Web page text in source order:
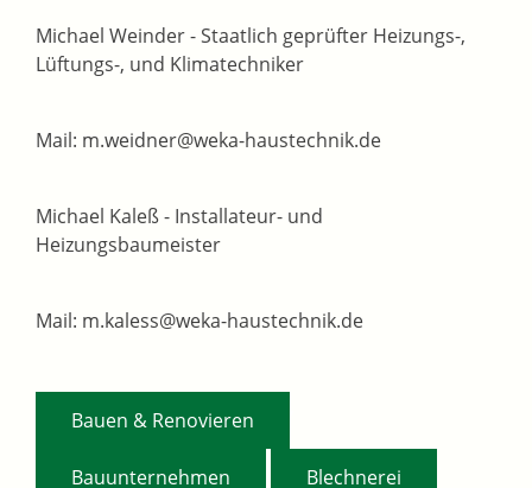
Michael Weinder - Staatlich geprüfter Heizungs-,
Lüftungs-, und Klimatechniker
Mail: m.weidner@weka-haustechnik.de
Michael Kaleß - Installateur- und
Heizungsbaumeister
Mail: m.kaless@weka-haustechnik.de
Bauen & Renovieren
Bauunternehmen Blechnerei